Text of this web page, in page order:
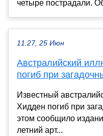
четыре пострадали.
11:27, 25 Июн
Австралийский
погиб при
Известный
Хидден погиб при
этом сообщило
летний арт...